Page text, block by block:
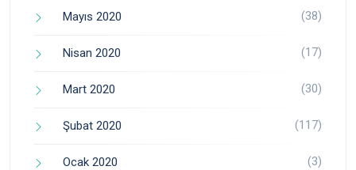
Mayıs 2020 (38)
Nisan 2020 (17)
Mart 2020 (30)
Şubat 2020 (117)
Ocak 2020 (3)